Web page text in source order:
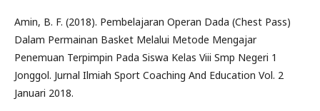
Amin, B. F. (2018). Pembelajaran Operan Dada (Chest Pass)
Dalam Permainan Basket Melalui Metode Mengajar
Penemuan Terpimpin Pada Siswa Kelas Viii Smp Negeri 1
Jonggol. Jurnal Ilmiah Sport Coaching And Education Vol. 2
Januari 2018.